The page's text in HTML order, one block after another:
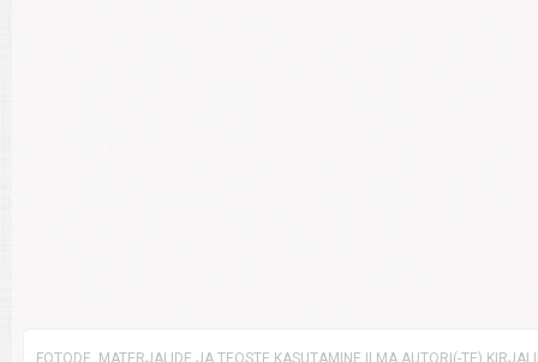
FOTODE, MATERJALIDE JA TEOSTE KASUTAMINE ILMA AUTORI(-TE)